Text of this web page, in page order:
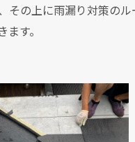
その上に雨漏り対策のル
す。
ー】 【